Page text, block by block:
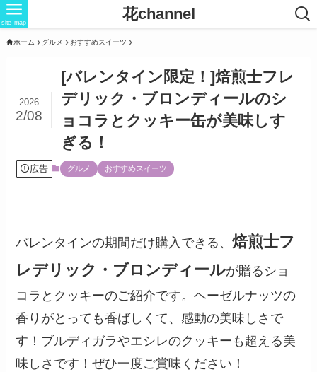
花channel
site map
ホーム グルメ おすすめスイーツ
[バレンタイン限定！]焙煎士フレ
デリック・ブロンディールのシ
ョコラとクッキー缶が美味しす
ぎる！
2026
2/08
広告 グルメ おすすめスイーツ
バレンタインの期間だけ購入できる、焙煎士フ
レデリック・ブロンディールが贈るショ
コラとクッキーのご紹介です。ヘーゼルナッツの
香りがとっても香ばしくて、感動の美味しさで
す！ブルディガラやエシレのクッキーも超える美
味しさです！ぜひ一度ご賞味ください！